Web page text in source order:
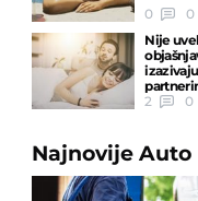
0
0
Nije
2
0
NajnovijeAuto